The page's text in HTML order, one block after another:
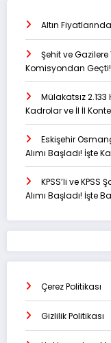
Altın
Şehit ve
Komisyondan Geçti!
Mülakatsız
Kadrolar ve İl İl
Eskişehir
Alımı Başladı! İşte
KPSS’li ve KPSS
Alımı Başladı! İşte
Çerez Politikası
Gizlilik Politikası